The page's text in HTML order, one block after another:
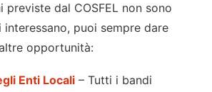
previste dal COSFEL non sono
puoi sempre dare
opportunità:
Enti Locali – Tutti i bandi